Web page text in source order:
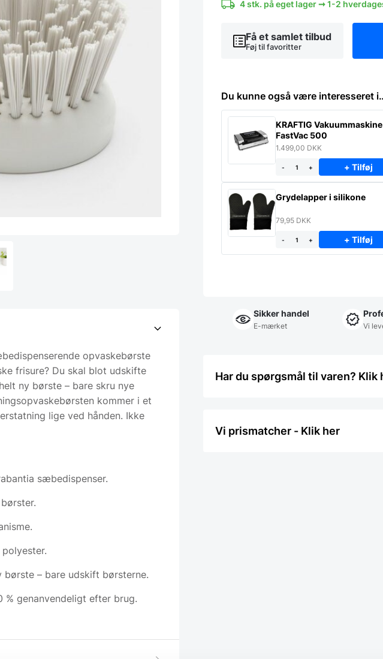
opvaskebørste
frisure? Du skal blot udskifte
ny børste – bare skru nye
kommer i et
lige ved hånden. Ikke
sæbedispenser.
– bare udskift børsterne.
genanvendeligt efter brug.
4 stk. på eget lager ➞ 1-2
Få et samlet tilbud
Føj til favoritter
Du kunne også være interesseret
KRAFTIG Vakuummaskine
FastVac 500
1.499,00 DKK
- + + Tilføj
Grydelapper i silikone
79,95 DKK
- + + Tilføj
Sikker handel
E-mærket Vi
Har du spørgsmål til varen? Klik
Vi prismatcher - Klik her